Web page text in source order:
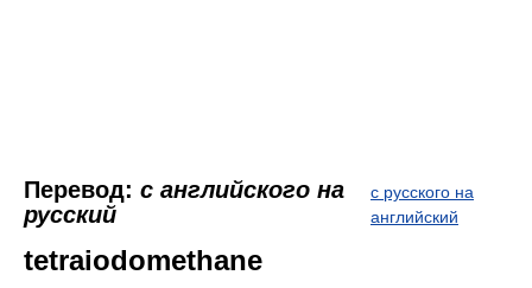
Перевод: с английского на
русский
с русского на
английский
tetraiodomethane